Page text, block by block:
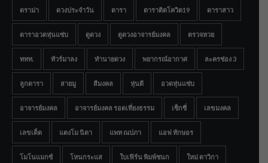
ดราม่า ดวงประจำวัน ดารา ดาราติดโควิด19 ดาราสาว
ดาราอวดหุ่นแซ่บ ดูดวง ดูดวงอาจารย์มงคล ตรวจหวย
ททท. ทัวร์มาลง ทำนายดวง พยากรณ์อากาศ ละครช่อง 3
ลูกดารา สายมู สีมงคล หุ่นดี อวดหุ่นแซ่บ
อาจารย์มงคล อาจารย์มงคล รอดเที่ยงธรรม เซ็กซี่ เลขมงคล
เลขเด็ด แตงโม นิดา แพท ณปภา แอฟ ทักษอร
โมโนแมกซ์ โหนกระแส ใบเฟิร์น พิมพ์ชนก ใหม่ ดาวิกา